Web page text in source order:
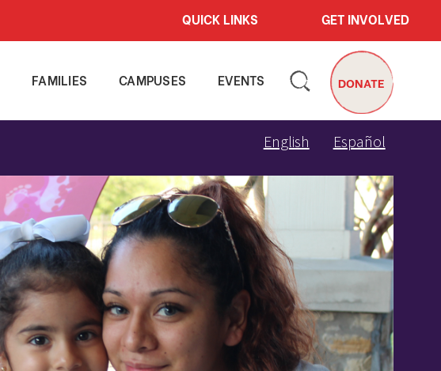
QUICK LINKS GET INVOLVED
FAMILIES CAMPUSES EVENTS DONATE
English Español